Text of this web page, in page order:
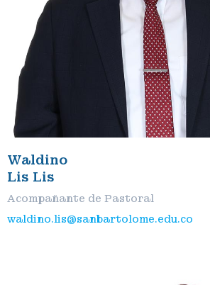
Waldino
Lis Lis
Acompañante de Pastoral
waldino.lis@sanbartolome.edu.co